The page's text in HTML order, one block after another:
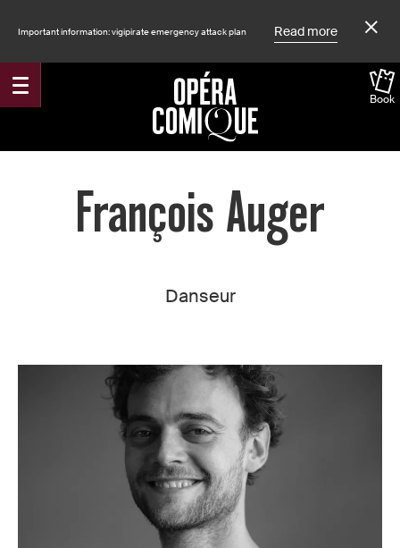
Important information: vigipirate emergency attack plan Read more
Book
Accueil
François Auger
Danseur